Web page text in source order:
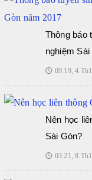
Thông báo
nghiệm
🕔 09:19,
Nên học
Sài Gòn?
🕔 03:21,